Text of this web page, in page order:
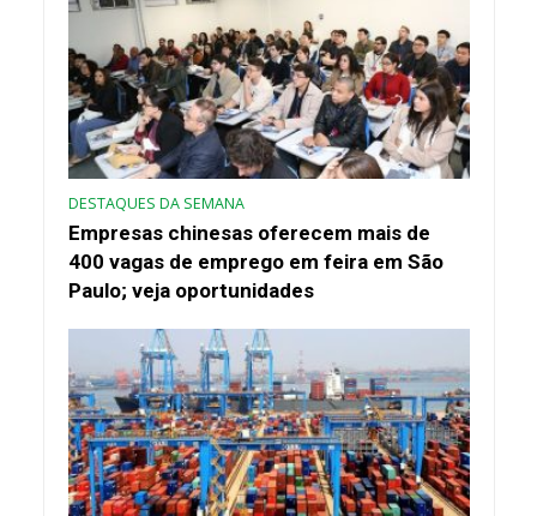
DESTAQUES DA SEMANA
Empresas chinesas oferecem mais de
400 vagas de emprego em feira em São
Paulo; veja oportunidades